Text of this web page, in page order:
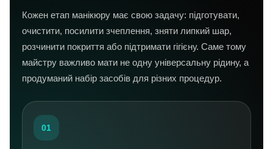
Кожен етап манікюру має свою задачу: підготувати,
очистити, посилити зчеплення, зняти липкий шар,
розчинити покриття або підтримати гігієну. Саме тому
майстру важливо мати не одну універсальну рідину, а
продуманий набір засобів для різних процедур.
01